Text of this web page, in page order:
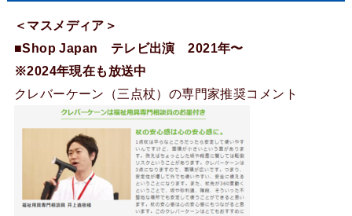
＜マスメディア＞
■Shop Japan テレビ出演 2021年〜
※2024年現在も放送中
クレバーケーン（三点杖）の専門家推奨コメント